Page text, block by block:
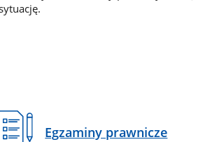
sytuację.
Egzaminy prawnicze